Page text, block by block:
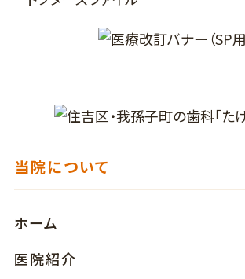
当院について
ホーム
医院紹介